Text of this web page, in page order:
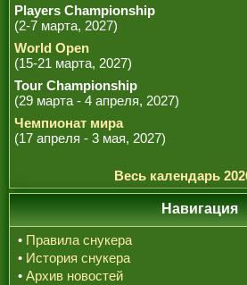
Players Championship
(2-7 марта, 2027)
World Open
(15-21 марта, 2027)
Tour Championship
(29 марта - 4 апреля, 2027)
Чемпионат мира
(17 апреля - 3 мая, 2027)
Весь календарь
Навигация
• Правила снукера
• История снукера
• Архив новостей